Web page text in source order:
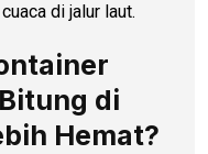
di jalur laut.
di
Hemat?